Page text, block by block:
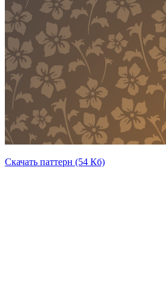
Скачать паттерн (54 Кб)